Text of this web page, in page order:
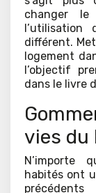
changer
l’utilisation
différent.
logement
l’objectif
dans le livre
vies du
N’importe
habités ont